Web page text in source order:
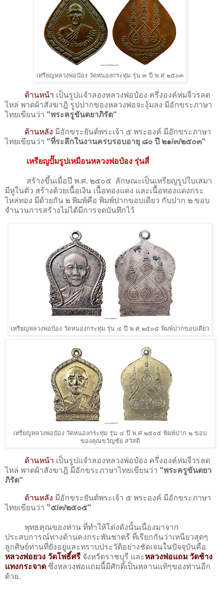
เหรียญหลวงพ่อป๋อง วัดหนองกระทุ่ม รุ่น ๓ ปี พ.ศ.๒๕๐๓
ด้านหน้า เป็นรูปแจำลองหลวงพ่อป๋อง ครึ่งองค์ห่มจีวรลด
ไหล่ พาดผ้าสังฆาฎิ รูปปากของหลวงพ่อจะงุ้มลง มีอักขระภาษา
ไทยเขียนว่า "พระครูขันตยาภิรัต"
ด้านหลัง มีอักขระยันต์พระเจ้า ๕ พระองค์ มีอักขระภาษา
ไทยเขียนว่า "ที่ระลึกในงานครบรอบอายุ ๘๐ ปี ๒๑/๓/๒๕๐๓"
เหรียญปั๊มรูปเหมือนหลวงพ่อป๋อง รุ่นสี่
สร้างขึ้นเมื่อปี พ.ศ. ๒๕๐๕ ลักษณะเป็นเหรียญรูปใบเสมา
มีหูในตัว สร้างด้วยเนื้อเงิน เนื้อทองแดง และเนื้อทองแดงกระ
ไหล่ทอง มีด้วยกัน ๒ พิมพ์คือ พิมพ์ปากขอบเดียว กับปาก ๒ ขอบ
จำนวนการสร้างไม่ได้มีการจดบันทึกไว้
เหรียญหลวงพ่อป๋อง วัดหนองกระทุ่ม รุ่น ๔ ปี พ.ศ.๒๕๐๕ พิมพ์ปากขอบเดียว
เหรียญหลวงพ่อป๋อง วัดหนองกระทุ่ม รุ่น ๔ ปี พ.ศ.๒๕๐๕ พิมพ์ปาก ๒ ขอบ
ของคุณขวัญชัย สวัสดี
ด้านหน้า เป็นรูปแจำลองหลวงพ่อป๋อง ครึ่งองค์ห่มจีวรลด
ไหล่ พาดผ้าสังฆาฎิ มีอักขระภาษาไทยเขียนว่า "พระครูขันตยา
ภิรัต"
ด้านหลัง มีอักขระยันต์พระเจ้า ๕ พระองค์ มีอักขระภาษา
ไทยเขียนว่า "๕/๓/๒๕๐๕"
พุทธคุณของท่าน ที่ทำให้โด่งดังนั้นเนื่องมาจาก
ประสบการณ์ทางด้านคงกระพันชาตรี ที่เรียกกันว่าเหนียวสุดๆ
ลูกศิษย์ท่านที่ยังอยู่และทราบประวัติอย่างชัดเจนในปัจจุบันคือ
หลวงพ่อยวง วัดโพธิ์ศรี จังหวัดราชบุรี และหลวงพ่อแถม วัดช้าง
แทงกระจาด ซึ่งหลวงพ่อแถมนี้มีศักดิ์เป็นหลานแท้ๆของท่านอีก
ด้วย.